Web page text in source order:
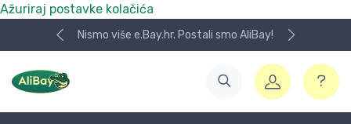
Ažuriraj postavke kolačića
Nismo više e.Bay.hr. Postali smo AliBay!